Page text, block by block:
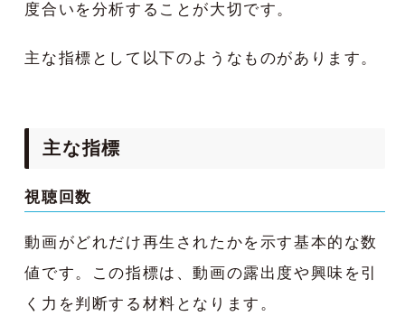
度合いを分析することが大切です。
主な指標として以下のようなものがあります。
主な指標
視聴回数
動画がどれだけ再生されたかを示す基本的な数
値です。この指標は、動画の露出度や興味を引
く力を判断する材料となります。